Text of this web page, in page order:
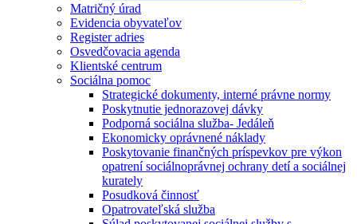
Matričný úrad
Evidencia obyvateľov
Register adries
Osvedčovacia agenda
Klientské centrum
Sociálna pomoc
Strategické dokumenty, interné právne normy
Poskytnutie jednorazovej dávky
Podporná sociálna služba- Jedáleň
Ekonomicky oprávnené náklady
Poskytovanie finančných príspevkov pre výkon
opatrení sociálnoprávnej ochrany detí a sociálnej
kurately
Posudková činnosť
Opatrovateľská služba